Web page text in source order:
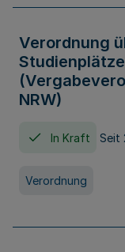
Verordnung
NRW)
In Kraft Seit
Verordnung